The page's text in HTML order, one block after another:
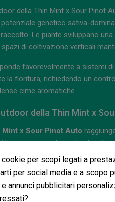
della Thin Mint x Sour Pinot
genetico sativa-
Le piante sviluppano
di coltivazione verticali
favorevolmente a sistemi
la fioritura, richiedendo un
cime aromatiche.
della Thin Mint x
Mint x Sour Pinot Auto
e con tecniche di
a climi temperati e
consente una
Si raccomandano sistemi di
per scopi legati a
per social media e a scopo
annunci pubblicitari